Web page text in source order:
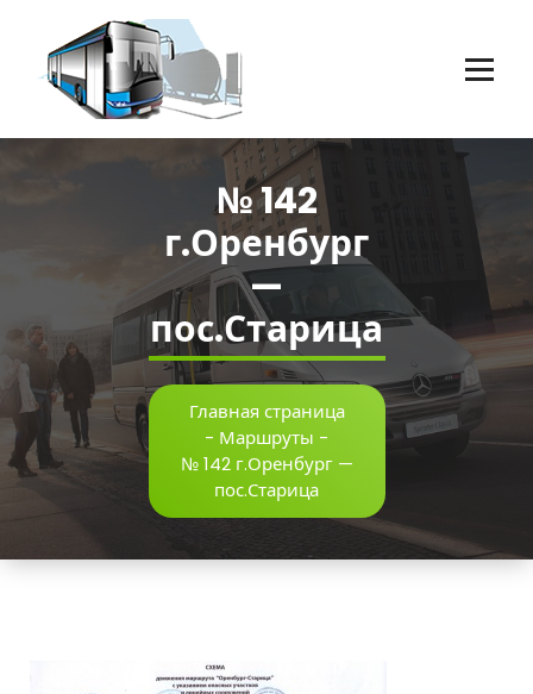
содержимому
№ 142
г.Оренбург
—
пос.Старица
Главная страница
- Маршруты -
№ 142 г.Оренбург —
пос.Старица